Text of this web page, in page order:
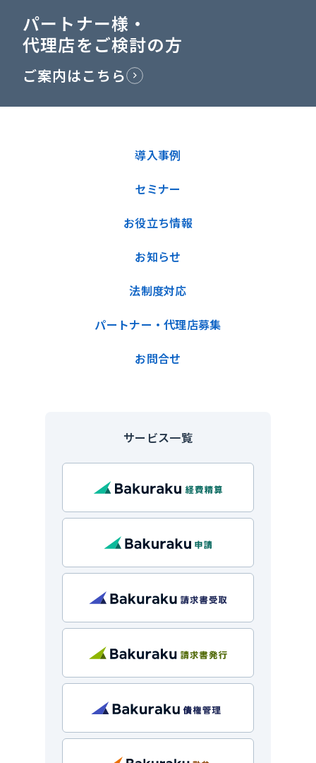
パートナー様・
代理店をご検討の方
ご案内はこちら
導入事例
セミナー
お役立ち情報
お知らせ
法制度対応
パートナー・代理店募集
お問合せ
サービス一覧